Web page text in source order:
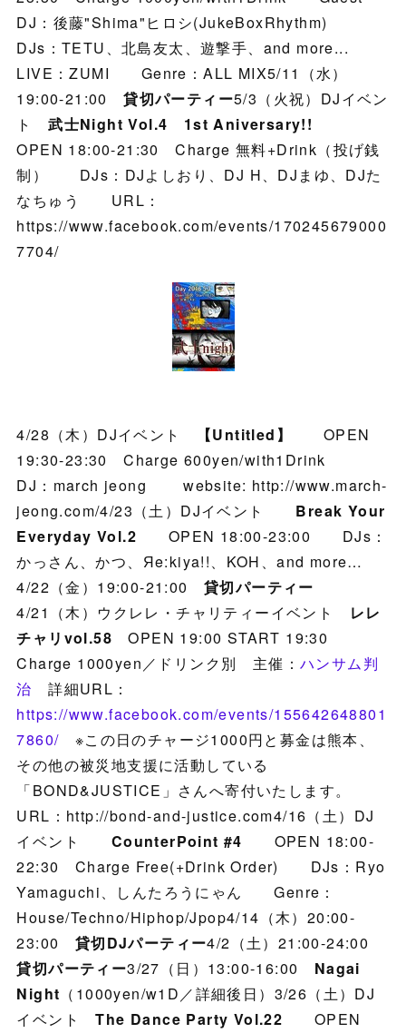
DJ：後藤"Shima"ヒロシ(JukeBoxRhythm)
DJs：TETU、北島友太、遊撃手、and more...
LIVE：ZUMI Genre：ALL MIX5/11（水）
19:00-21:00貸切パーティー5/3（火祝）DJイベン
ト武士Night Vol.4 1st Aniversary!!
OPEN 18:00-21:30 Charge 無料+Drink（投げ銭
制） DJs：DJよしおり、DJ H、DJまゆ、DJた
なちゅう URL：
https://www.facebook.com/events/170245679000
7704/
4/28（木）DJイベント 【Untitled】
OPEN
19:30-23:30 Charge 600yen/with1Drink
DJ：march jeong website: http://www.march-
jeong.com/4/23（土）DJイベント Break Your
Everyday Vol.2 OPEN 18:00-23:00 DJs：
かっさん、かつ、Яe:kiya!!、KOH、and more…
4/22（金）19:00-21:00 貸切パーティー
4/21（木）ウクレレ・チャリティーイベント
レレ
チャリvol.58 OPEN 19:00 START 19:30
Charge 1000yen／ドリンク別 主催： ハンサム判
治 詳細URL：
https://www.facebook.com/events/155642648801
7860/ ※この日のチャージ1000円と募金は熊本、
その他の被災地支援に活動している
「BOND&JUSTICE」さんへ寄付いたします。
URL：http://bond-and-justice.com4/16（土）DJ
イベント CounterPoint #4 OPEN 18:00-
22:30 Charge Free(+Drink Order) DJs：Ryo
Yamaguchi、しんたろうにゃん Genre：
House/Techno/Hiphop/Jpop4/14（木）20:00-
23:00 貸切DJパーティー4/2（土）21:00-24:00
貸切パーティー3/27（日）13:00-16:00 Nagai
Night （1000yen/w1D／詳細後日）3/26（土）DJ
イベントThe Dance Party Vol.22 OPEN